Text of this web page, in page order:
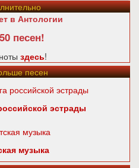
в Антологии
песен!
здесь!
песен
эстрады
музыка